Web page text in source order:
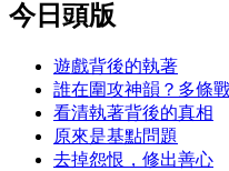
今日頭版
遊戲背後的執著
誰在圍攻神韻？多條
看清執著背後的真相
原來是基點問題
去掉怨恨，修出善心